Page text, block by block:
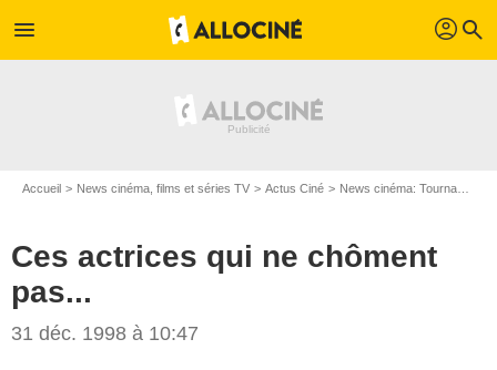
menu profil search
Accueil News cinéma, films et séries TV Actus Ciné News cinéma: Tournages
Ces actrices qui ne chôment
pas...
31 déc. 1998 à 10:47